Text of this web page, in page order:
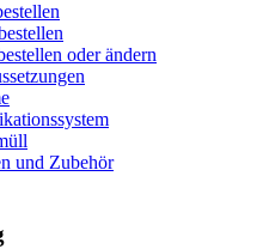
oder ändern
und Zubehör